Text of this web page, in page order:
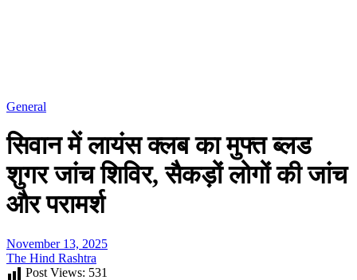
General
सिवान में लायंस क्लब का मुफ्त ब्लड
शुगर जांच शिविर, सैकड़ों लोगों की जांच
और परामर्श
November 13, 2025
The Hind Rashtra
Post Views: 531